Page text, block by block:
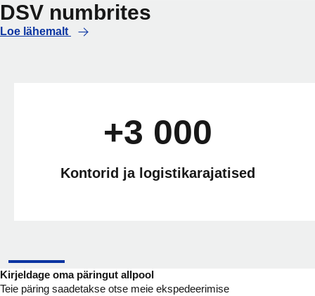
DSV numbrites
Loe lähemalt
+3 000
Kontorid ja logistikarajatised
Kirjeldage oma päringut allpool
Teie päring saadetakse otse meie ekspedeerimise